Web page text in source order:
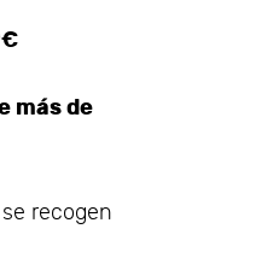
más de
recogen